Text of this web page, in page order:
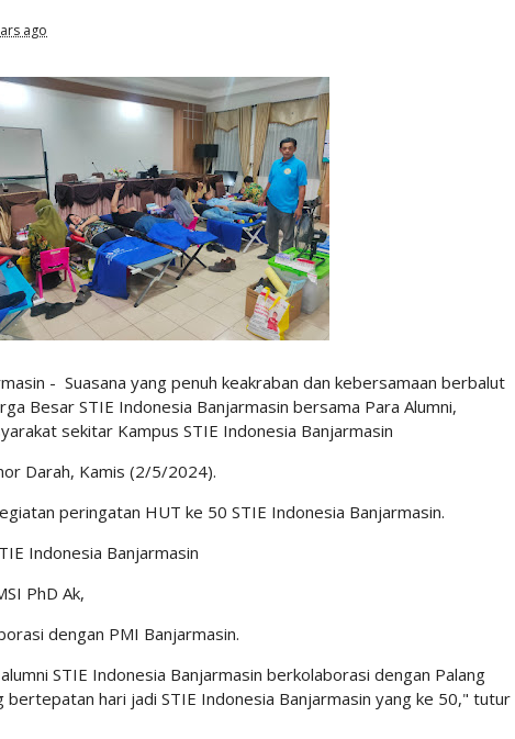
ago
- Suasana yang penuh keakraban dan kebersamaan berbalut
Besar STIE Indonesia Banjarmasin bersama Para Alumni,
sekitar Kampus STIE Indonesia Banjarmasin
Darah, Kamis (2/5/2024).
peringatan HUT ke 50 STIE Indonesia Banjarmasin.
Indonesia Banjarmasin
PhD Ak,
dengan PMI Banjarmasin.
STIE Indonesia Banjarmasin berkolaborasi dengan Palang
bertepatan hari jadi STIE Indonesia Banjarmasin yang ke 50," tutur